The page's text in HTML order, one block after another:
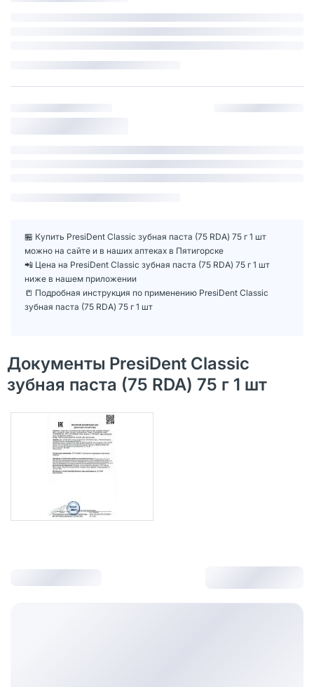
🏪 Купить PresiDent Classic зубная паста (75 RDA) 75 г 1 шт
можно на сайте и в наших аптеках в Пятигорске
📲 Цена на PresiDent Classic зубная паста (75 RDA) 75 г 1 шт
ниже в нашем приложении
📒 Подробная инструкция по применению PresiDent Classic
зубная паста (75 RDA) 75 г 1 шт
Документы PresiDent Classic
зубная паста (75 RDA) 75 г 1 шт